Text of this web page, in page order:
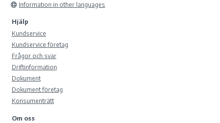
Information in other languages
Hjälp
Kundservice
Kundservice företag
Frågor och svar
Driftinformation
Dokument
Dokument företag
Konsumenträtt
Om oss